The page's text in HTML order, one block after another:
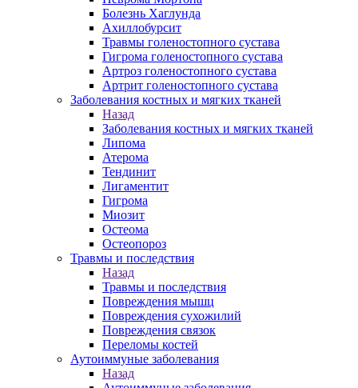
Болезнь Хаглунда
Ахиллобурсит
Травмы голеностопного сустава
Гигрома голеностопного сустава
Артроз голеностопного сустава
Артрит голеностопного сустава
Заболевания костных и мягких тканей
Назад
Заболевания костных и мягких тканей
Липома
Атерома
Тендинит
Лигаментит
Гигрома
Миозит
Остеома
Остеопороз
Травмы и последствия
Назад
Травмы и последствия
Повреждения мышц
Повреждения сухожилий
Повреждения связок
Переломы костей
Аутоиммуные заболевания
Назад